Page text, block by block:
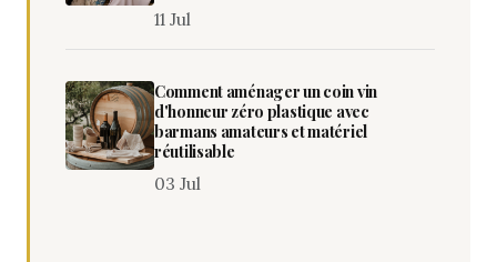
11 Jul
Comment aménager un coin vin
d'honneur zéro plastique avec
barmans amateurs et matériel
réutilisable
03 Jul